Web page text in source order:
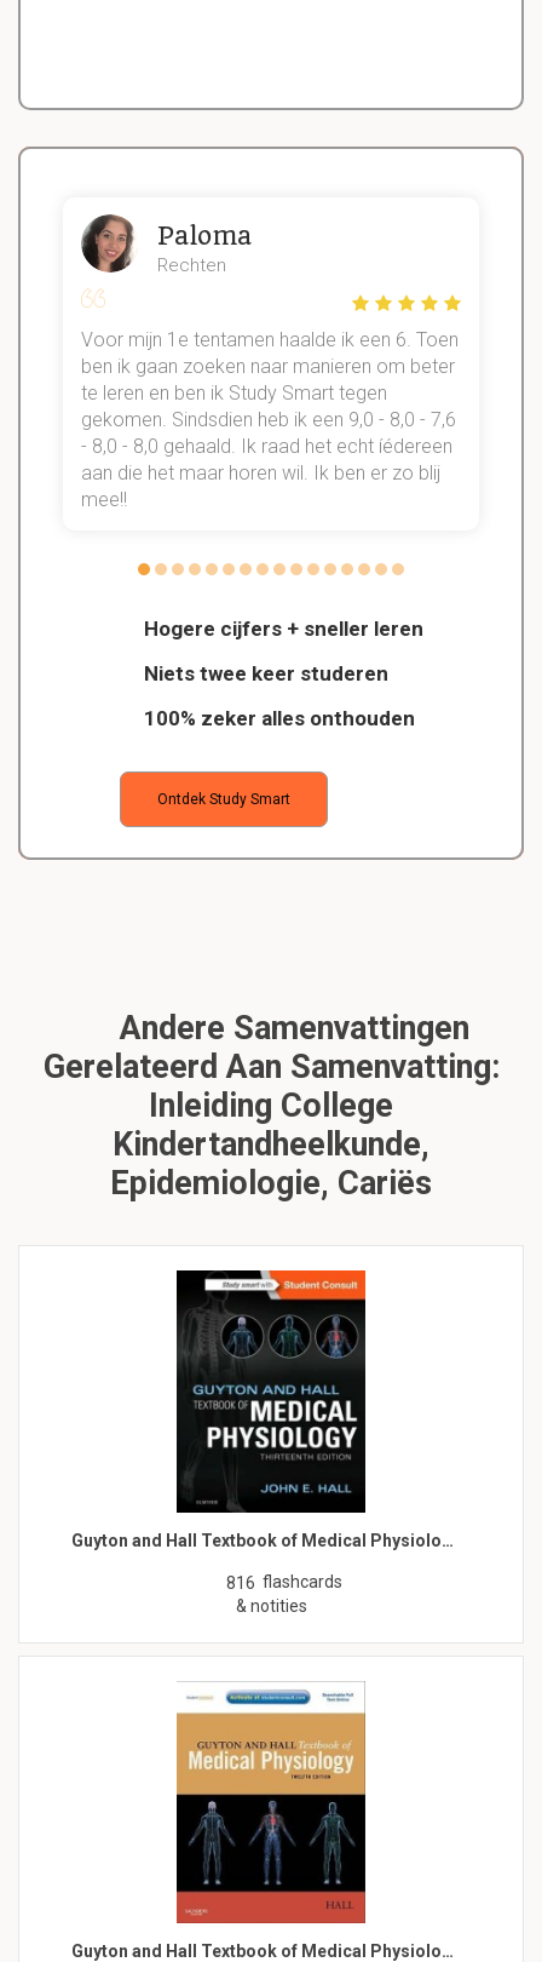
Hogere cijfers + sneller leren
Niets twee keer studeren
100% zeker alles onthouden
Ontdek Study Smart
Paloma
Rechten
Voor mijn 1e tentamen haalde ik een 6. Toen
ben ik gaan zoeken naar manieren om beter
te leren en ben ik Study Smart tegen
gekomen. Sindsdien heb ik een 9,0 - 8,0 - 7,6
- 8,0 - 8,0 gehaald. Ik raad het echt íédereen
aan die het maar horen wil. Ik ben er zo blij
mee!!
Andere Samenvattingen
Gerelateerd Aan Samenvatting:
Inleiding College
Kindertandheelkunde,
Epidemiologie, Cariës
Guyton and Hall Textbook of Medical Physiolo…
816 flashcards
& notities
Guyton and Hall Textbook of Medical Physiolo…